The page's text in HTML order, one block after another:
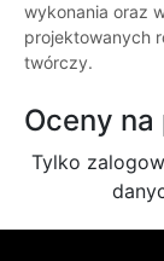
wykonania oraz
projektowanych
twórczy.
Oceny
Tylko